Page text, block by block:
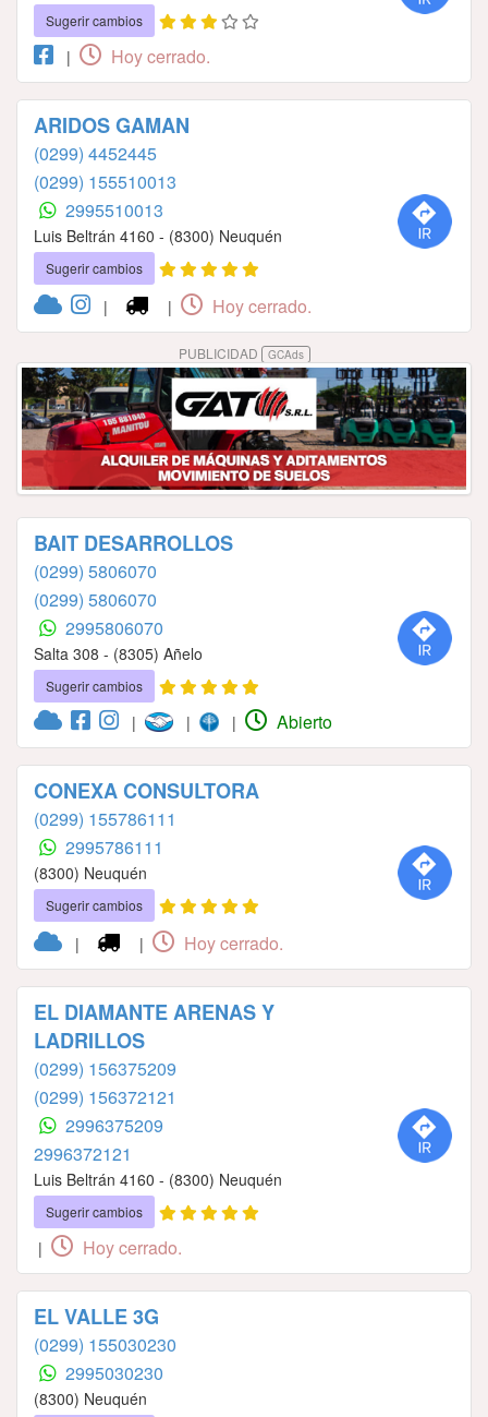
Sugerir cambios
| Hoy cerrado.
ARIDOS GAMAN
(0299) 4452445
(0299) 155510013
2995510013
Luis Beltrán 4160 - (8300) Neuquén
Sugerir cambios
| | Hoy cerrado.
PUBLICIDAD GCAds
BAIT DESARROLLOS
(0299) 5806070
(0299) 5806070
2995806070
Salta 308 - (8305) Añelo
Sugerir cambios
| | | Abierto
CONEXA CONSULTORA
(0299) 155786111
2995786111
(8300) Neuquén
Sugerir cambios
| | Hoy cerrado.
EL DIAMANTE ARENAS Y
LADRILLOS
(0299) 156375209
(0299) 156372121
2996375209
2996372121
Luis Beltrán 4160 - (8300) Neuquén
Sugerir cambios
| Hoy cerrado.
EL VALLE 3G
(0299) 155030230
2995030230
(8300) Neuquén